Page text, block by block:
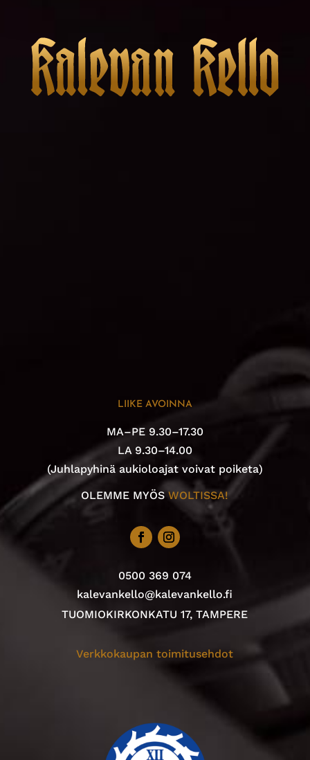
LIIKE AVOINNA
MA–PE 9.30–17.30
LA 9.30–14.00
(Juhlapyhinä aukioloajat voivat poiketa)
OLEMME MYÖSWOLTISSA!
0500 369 074
kalevankello@kalevankello.fi
TUOMIOKIRKONKATU 17, TAMPERE
Verkkokaupan toimitusehdot